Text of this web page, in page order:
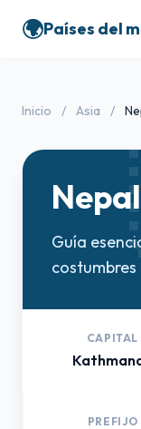
🌍Países del
Inicio / Asia /
Nepal
Guía
costumbres
CAPITAL
PREFIJO